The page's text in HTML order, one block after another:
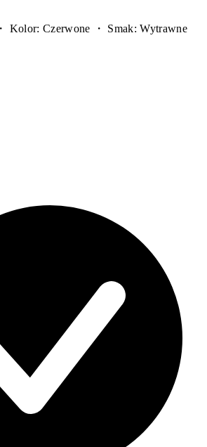
Kolor: Czerwone ・ Smak: Wytrawne